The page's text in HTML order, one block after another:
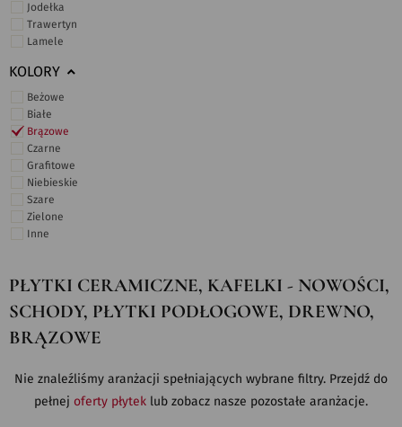
Jodełka
Trawertyn
Lamele
KOLORY
Beżowe
Białe
Brązowe
Czarne
Grafitowe
Niebieskie
Szare
Zielone
Inne
PŁYTKI CERAMICZNE, KAFELKI - NOWOŚCI,
SCHODY, PŁYTKI PODŁOGOWE, DREWNO,
BRĄZOWE
Nie znaleźliśmy aranżacji spełniających wybrane filtry. Przejdź do
pełnej oferty płytek lub zobacz nasze pozostałe aranżacje.